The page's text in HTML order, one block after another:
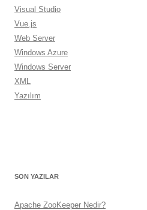
Visual Studio
Vue.js
Web Server
Windows Azure
Windows Server
XML
Yazılım
SON YAZILAR
Apache ZooKeeper Nedir?